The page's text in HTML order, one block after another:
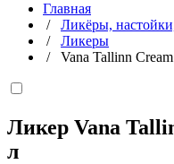
Главная
/ Ликёры,
/ Ликеры
/ Vana Tallinn
Ликер Vana
л